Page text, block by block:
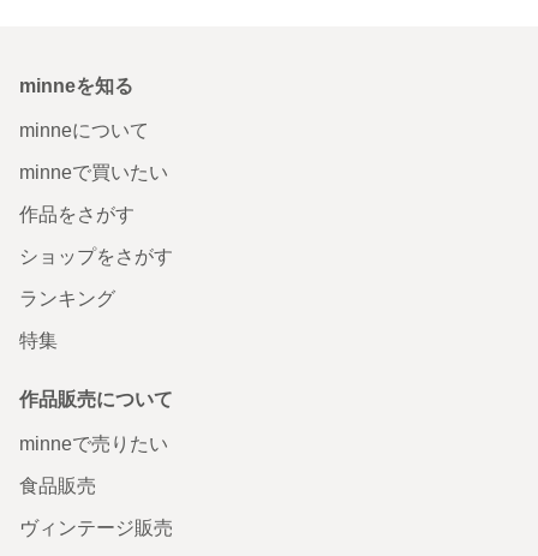
minneを知る
minneについて
minneで買いたい
作品をさがす
ショップをさがす
ランキング
特集
作品販売について
minneで売りたい
食品販売
ヴィンテージ販売